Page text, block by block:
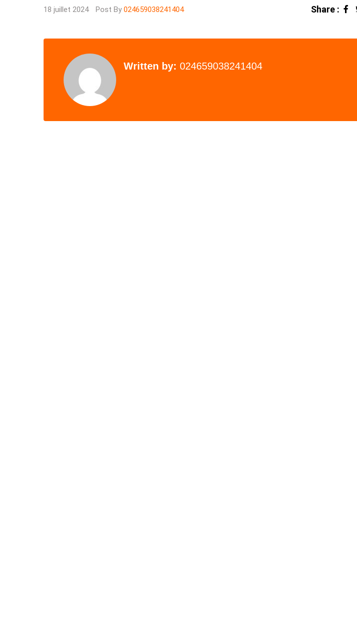
18 juillet 2024 Post By 024659038241404 Share :
Written by: 024659038241404